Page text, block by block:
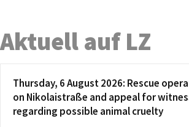
Aktuell auf LZ
Thursday, 6 August 2026: Rescue
on Nikolaistraße and appeal for
regarding possible animal cruelty